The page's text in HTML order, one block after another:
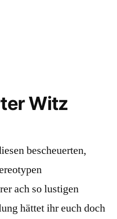
Witz
bescheuerten,
ach so lustigen
hättet ihr euch doch